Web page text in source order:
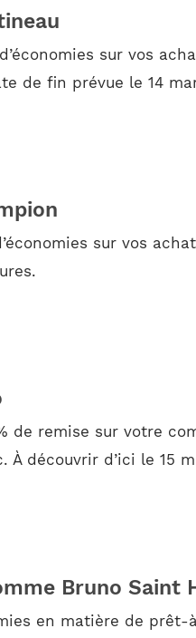
sur vos
de fin prévue le 14
sur vos
de remise sur votre
À découvrir d’ici le 15
Bruno Saint
en matière de